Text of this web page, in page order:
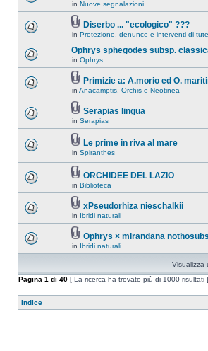
in Nuove segnalazioni
Diserbo ... "ecologico" ???
in Protezione, denunce e interventi di
Ophrys sphegodes subsp.
in Ophrys
Primizie a: A.morio ed O.
in Anacamptis, Orchis e Neotinea
Serapias lingua
in Serapias
Le prime in riva al mare
in Spiranthes
ORCHIDEE DEL LAZIO
in Biblioteca
xPseudorhiza nieschalkii
in Ibridi naturali
Ophrys × mirandana
in Ibridi naturali
Visualizza
Pagina 1 di 40 [ La ricerca ha trovato più di 1000 risultati ]
Indice